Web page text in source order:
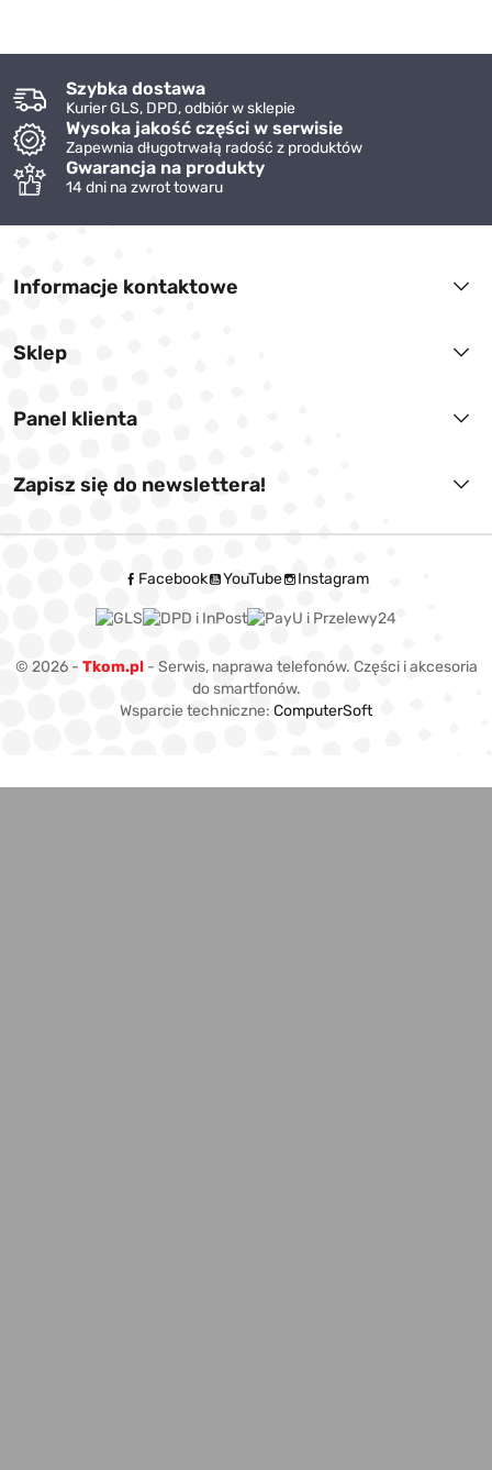
Szybka dostawa
Kurier GLS, DPD, odbiór w sklepie
Wysoka jakość części w serwisie
Zapewnia długotrwałą radość z produktów
Gwarancja na produkty
14 dni na zwrot towaru
Informacje kontaktowe
Sklep
Panel klienta
Zapisz się do newslettera!
Facebook YouTube Instagram
© 2026 - Tkom.pl- Serwis, naprawa telefonów. Części i akcesoria
do smartfonów.
Wsparcie techniczne: ComputerSoft